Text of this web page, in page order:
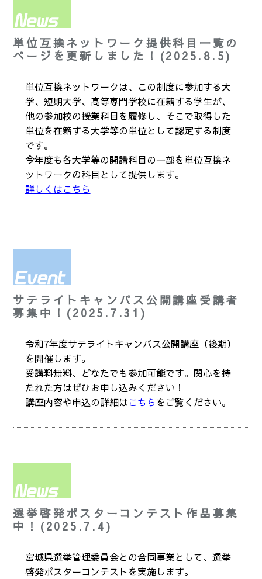
単位互換ネットワーク提供科目一覧の
ページを更新しました！(2025.8.5)
単位互換ネットワークは、この制度に参加する大
学、短期大学、高等専門学校に在籍する学生が、
他の参加校の授業科目を履修し、そこで取得した
単位を在籍する大学等の単位として認定する制度
です。
今年度も各大学等の開講科目の一部を単位互換ネ
ットワークの科目として提供します。
詳しくはこちら
サテライトキャンパス公開講座受講者
募集中！(2025.7.31)
令和7年度サテライトキャンパス公開講座（後期）
を開催します。
受講料無料、どなたでも参加可能です。関心を持
たれた方はぜひお申し込みください！
講座内容や申込の詳細はこちら をご覧ください。
選挙啓発ポスターコンテスト作品募集
中！(2025.7.4)
宮城県選挙管理委員会との合同事業として、選挙
啓発ポスターコンテストを実施します。